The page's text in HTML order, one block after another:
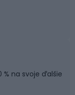
na svoje ďalšie